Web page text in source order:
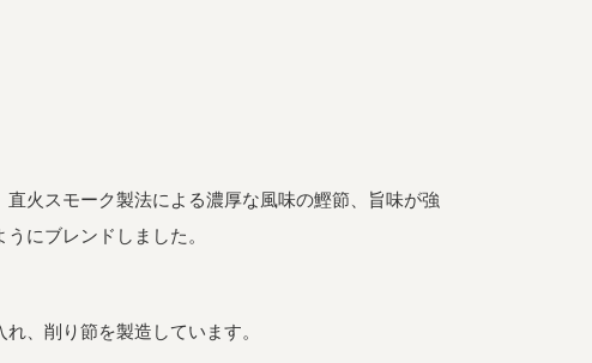
火スモーク製法による濃厚な風味の鰹節、旨味が強
にブレンドしました。
、削り節を製造しています。